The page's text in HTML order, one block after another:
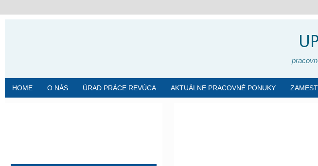
HOME O NÁS ÚRAD PRÁCE REVÚCA AKTUÁLNE PRACOVNÉ PONUKY